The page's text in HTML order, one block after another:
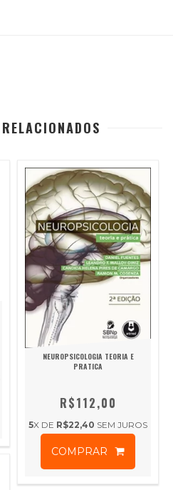
NEUROPSICOLOGIA TEORIA E
PRATICA
R$112,00
5X DE R$22,40 SEM JUROS
COMPRAR